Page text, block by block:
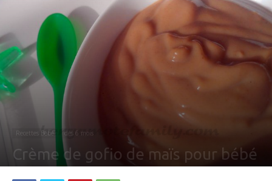
Recettes Bébé dès 6 mois
Crème de gofio de maïs pour bébé